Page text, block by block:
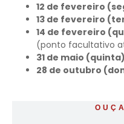
12 de fevereiro
13 de fevereiro
14 de fevereiro
(ponto facultativo
31 de maio
28 de outubro